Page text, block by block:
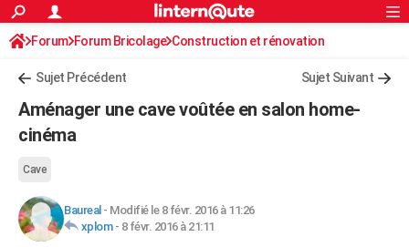
ACTUALITÉS
Politique
Société
Faits Divers
Education
Monde
Villes
+
Programme TV
Streaming
Cinéma
Sorties cinéma
Musique
FINANCE
Retraite
Impôts
Epargne
Immobilier
Risques naturels par ville
Banque
Assurance
Crédit
AUTO
Essais
Réserver un essai
Citadines
Berlines
SUV
Forum auto
HIGH-TECH
Mobiles
Meilleur smartphone
Internet
Ordinateurs
Jeux vidéo
Guide high-tech
BRICOLAGE
Rechercher
S'inscrire
Connexion
Forum Forum Bricolage Construction et rénovation
Sujet Précédent Sujet Suivant
Aménager une cave voûtée en salon home-
cinéma
Cave
Baureal - Modifié le 8 févr. 2016 à 11:26
xplom- 8 févr. 2016 à 21:11